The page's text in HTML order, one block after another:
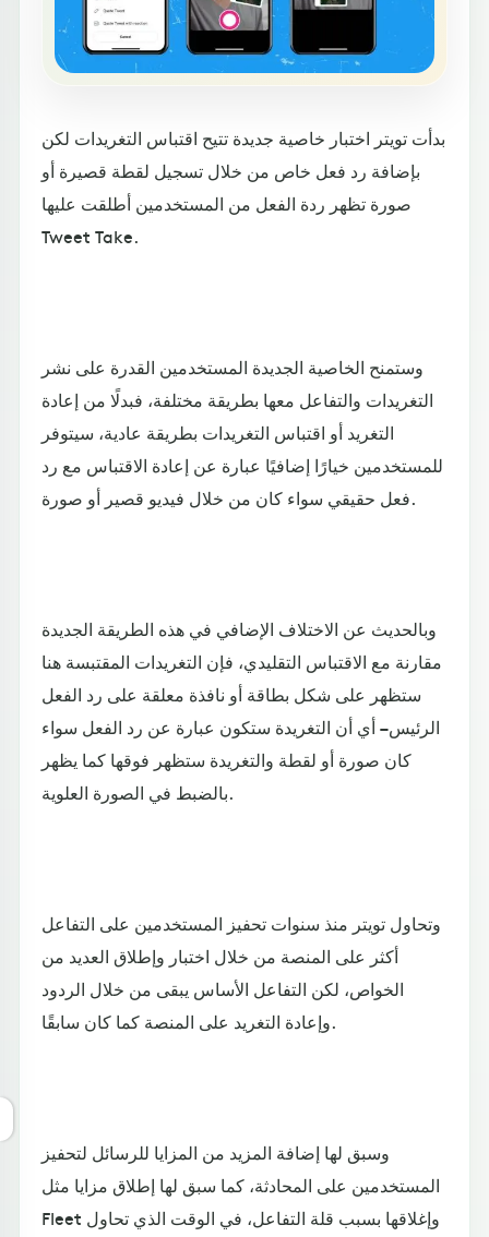
بدأت تويتر اختبار خاصية جديدة تتيح اقتباس التغريدات لكن
بإضافة رد فعل خاص من خلال تسجيل لقطة قصيرة أو
صورة تظهر ردة الفعل من المستخدمين أطلقت عليها
Tweet Take.
وستمنح الخاصية الجديدة المستخدمين القدرة على نشر
التغريدات والتفاعل معها بطريقة مختلفة، فبدلًا من إعادة
التغريد أو اقتباس التغريدات بطريقة عادية، سيتوفر
للمستخدمين خيارًا إضافيًا عبارة عن إعادة الاقتباس مع رد
فعل حقيقي سواء كان من خلال فيديو قصير أو صورة.
وبالحديث عن الاختلاف الإضافي في هذه الطريقة الجديدة
مقارنة مع الاقتباس التقليدي، فإن التغريدات المقتبسة هنا
ستظهر على شكل بطاقة أو نافذة معلقة على رد الفعل
الرئيس – أي أن التغريدة ستكون عبارة عن رد الفعل سواء
كان صورة أو لقطة والتغريدة ستظهر فوقها كما يظهر
بالضبط في الصورة العلوية.
وتحاول تويتر منذ سنوات تحفيز المستخدمين على التفاعل
أكثر على المنصة من خلال اختبار وإطلاق العديد من
الخواص، لكن التفاعل الأساس يبقى من خلال الردود
وإعادة التغريد على المنصة كما كان سابقًا.
وسبق لها إضافة المزيد من المزايا للرسائل لتحفيز
المستخدمين على المحادثة، كما سبق لها إطلاق مزايا مثل
Fleet وإغلاقها بسبب قلة التفاعل، في الوقت الذي تحاول